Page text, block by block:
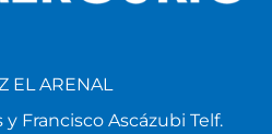
EL ARENAL
y Francisco Ascázubi Telf.